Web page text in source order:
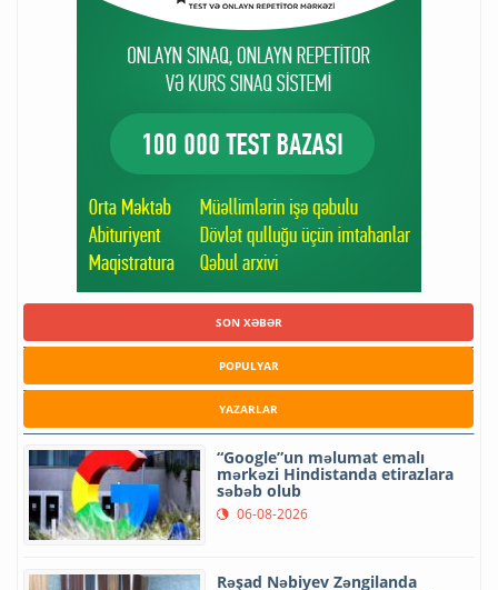
SON XƏBƏR
POPULYAR
YAZARLAR
“Google”un məlumat emalı
mərkəzi Hindistanda etirazlara
səbəb olub
06-08-2026
Rəşad Nəbiyev Zəngilanda